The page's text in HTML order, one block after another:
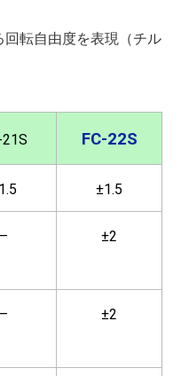
転自由度を表現（チル
21S FC-22S
±1.5
– ±2
– ±2